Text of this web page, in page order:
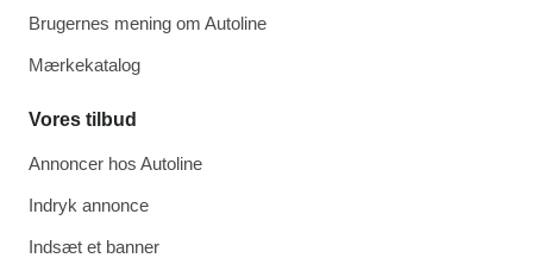
Brugernes mening om Autoline
Mærkekatalog
Vores tilbud
Annoncer hos Autoline
Indryk annonce
Indsæt et banner